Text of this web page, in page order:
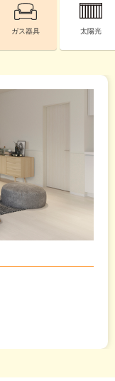
ガス器具 太陽光